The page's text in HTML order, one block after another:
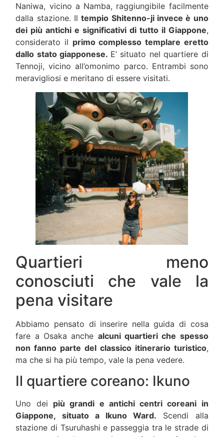
Naniwa, vicino a Namba, raggiungibile facilmente
dalla stazione. Iltempio Shitenno-ji invece è uno
dei più antichi e significativi di tutto il Giappone,
considerato il primo complesso templare eretto
dallo stato giapponese. E’ situato nel quartiere di
Tennoji, vicino all’omonimo parco. Entrambi sono
meravigliosi e meritano di essere visitati.
Quartieri meno
conosciuti che vale la
pena visitare
Abbiamo pensato di inserire nella guida di cosa
fare a Osaka anche alcuni quartieri che spesso
non fanno parte del classico itinerario turistico,
ma che si ha più tempo, vale la pena vedere.
Il quartiere coreano: Ikuno
Uno dei più grandi e antichi centri coreani in
Giappone, situato a Ikuno Ward. Scendi alla
stazione di Tsuruhashi e passeggia tra le strade di